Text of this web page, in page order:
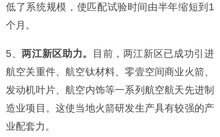
低了系统规模，使匹配试验时间由半年缩短到1
个月。
5、两江新区助力。
目前，两江新区已成功引进
航空关重件、航空钛材料、零壹空间商业火箭、
发动机叶片、航空内饰等一系列航空航天先进制
造业项目。这使当地火箭研发生产具有较强的产
业配套力。